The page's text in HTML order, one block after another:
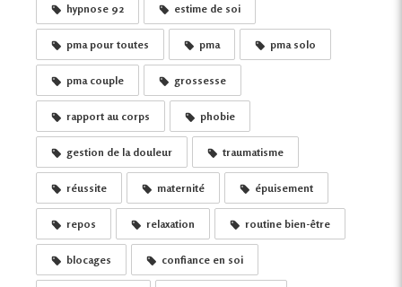
hypnose 92 estime de soi
pma pour toutes pma pma solo
pma couple grossesse
rapport au corps phobie
gestion de la douleur traumatisme
réussite maternité épuisement
repos relaxation routine bien-être
blocages confiance en soi